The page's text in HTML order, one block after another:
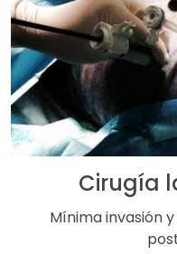
Cirugía
Mínima invasión